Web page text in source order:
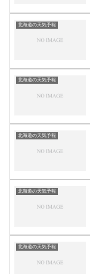
北海道の天気予報
北海道の天気予報
北海道の天気予報
北海道の天気予報
北海道の天気予報